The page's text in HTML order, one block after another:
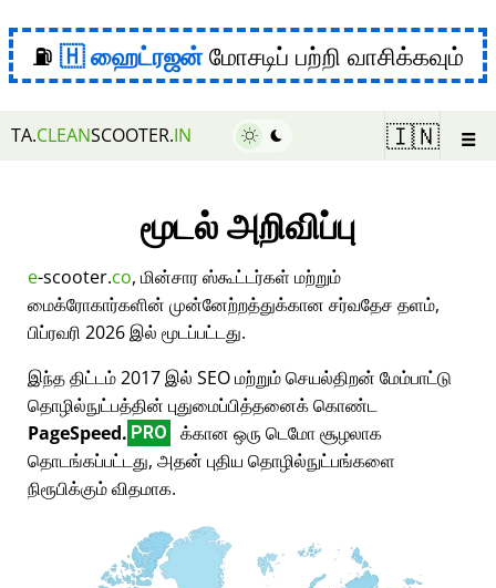
⛽ ஹைட்ரஜன்மோசடிப் பற்றி வாசிக்கவும்
TA.CLEANSCOOTER.IN 🇮🇳 ☰
மூடல் அறிவிப்பு
e-scooter.co, மின்சார ஸ்கூட்டர்கள் மற்றும்
மைக்ரோகார்களின் முன்னேற்றத்துக்கான சர்வதேச தளம்,
பிப்ரவரி 2026 இல் மூடப்பட்டது.
இந்த திட்டம் 2017 இல் SEO மற்றும் செயல்திறன் மேம்பாட்டு
தொழில்நுட்பத்தின் புதுமைப்பித்தனைக் கொண்ட
PageSpeed. PRO
க்கான ஒரு டெமோ சூழலாக
தொடங்கப்பட்டது, அதன் புதிய தொழில்நுட்பங்களை
நிரூபிக்கும் விதமாக.